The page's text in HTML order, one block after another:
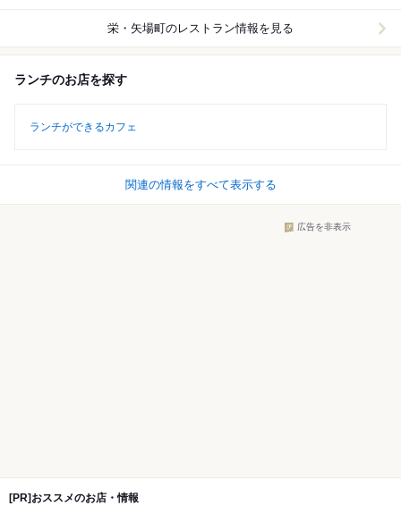
栄・矢場町のレストラン情報を見る
ランチのお店を探す
ランチができるカフェ
関連の情報をすべて表示する
広告を非表示
[PR]おススメのお店・情報